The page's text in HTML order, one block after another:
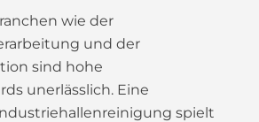
wie der
und der
sind hohe
unerlässlich. Eine
spielt